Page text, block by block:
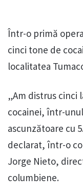
Într-o primă
cinci tone de
localitatea
„Am distrus cinci
cocainei, într-
ascunzătoare cu
declarat, într-o
Jorge Nieto,
columbiene.